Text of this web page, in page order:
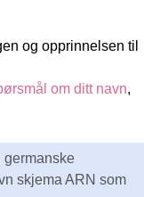
og opprinnelsen til
om ditt navn,
germanske
skjema ARN som